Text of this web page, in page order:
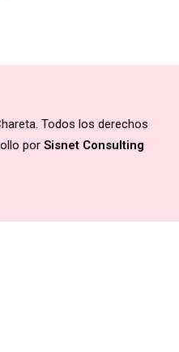
Todos los derechos
por Sisnet Consulting